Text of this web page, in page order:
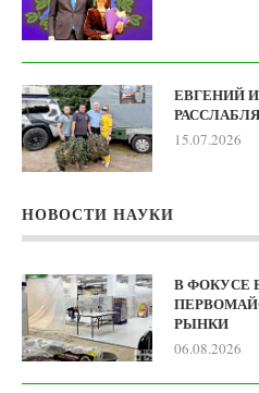
ЕВГЕНИЙ
15.07.2026
НОВОСТИ НАУКИ
В ФОКУСЕ
РЫНКИ
06.08.2026